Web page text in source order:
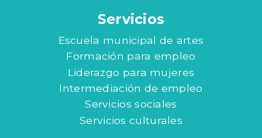
Servicios
Escuela municipal de artes
Formación para empleo
Liderazgo para mujeres
Intermediación de empleo
Servicios sociales
Servicios culturales